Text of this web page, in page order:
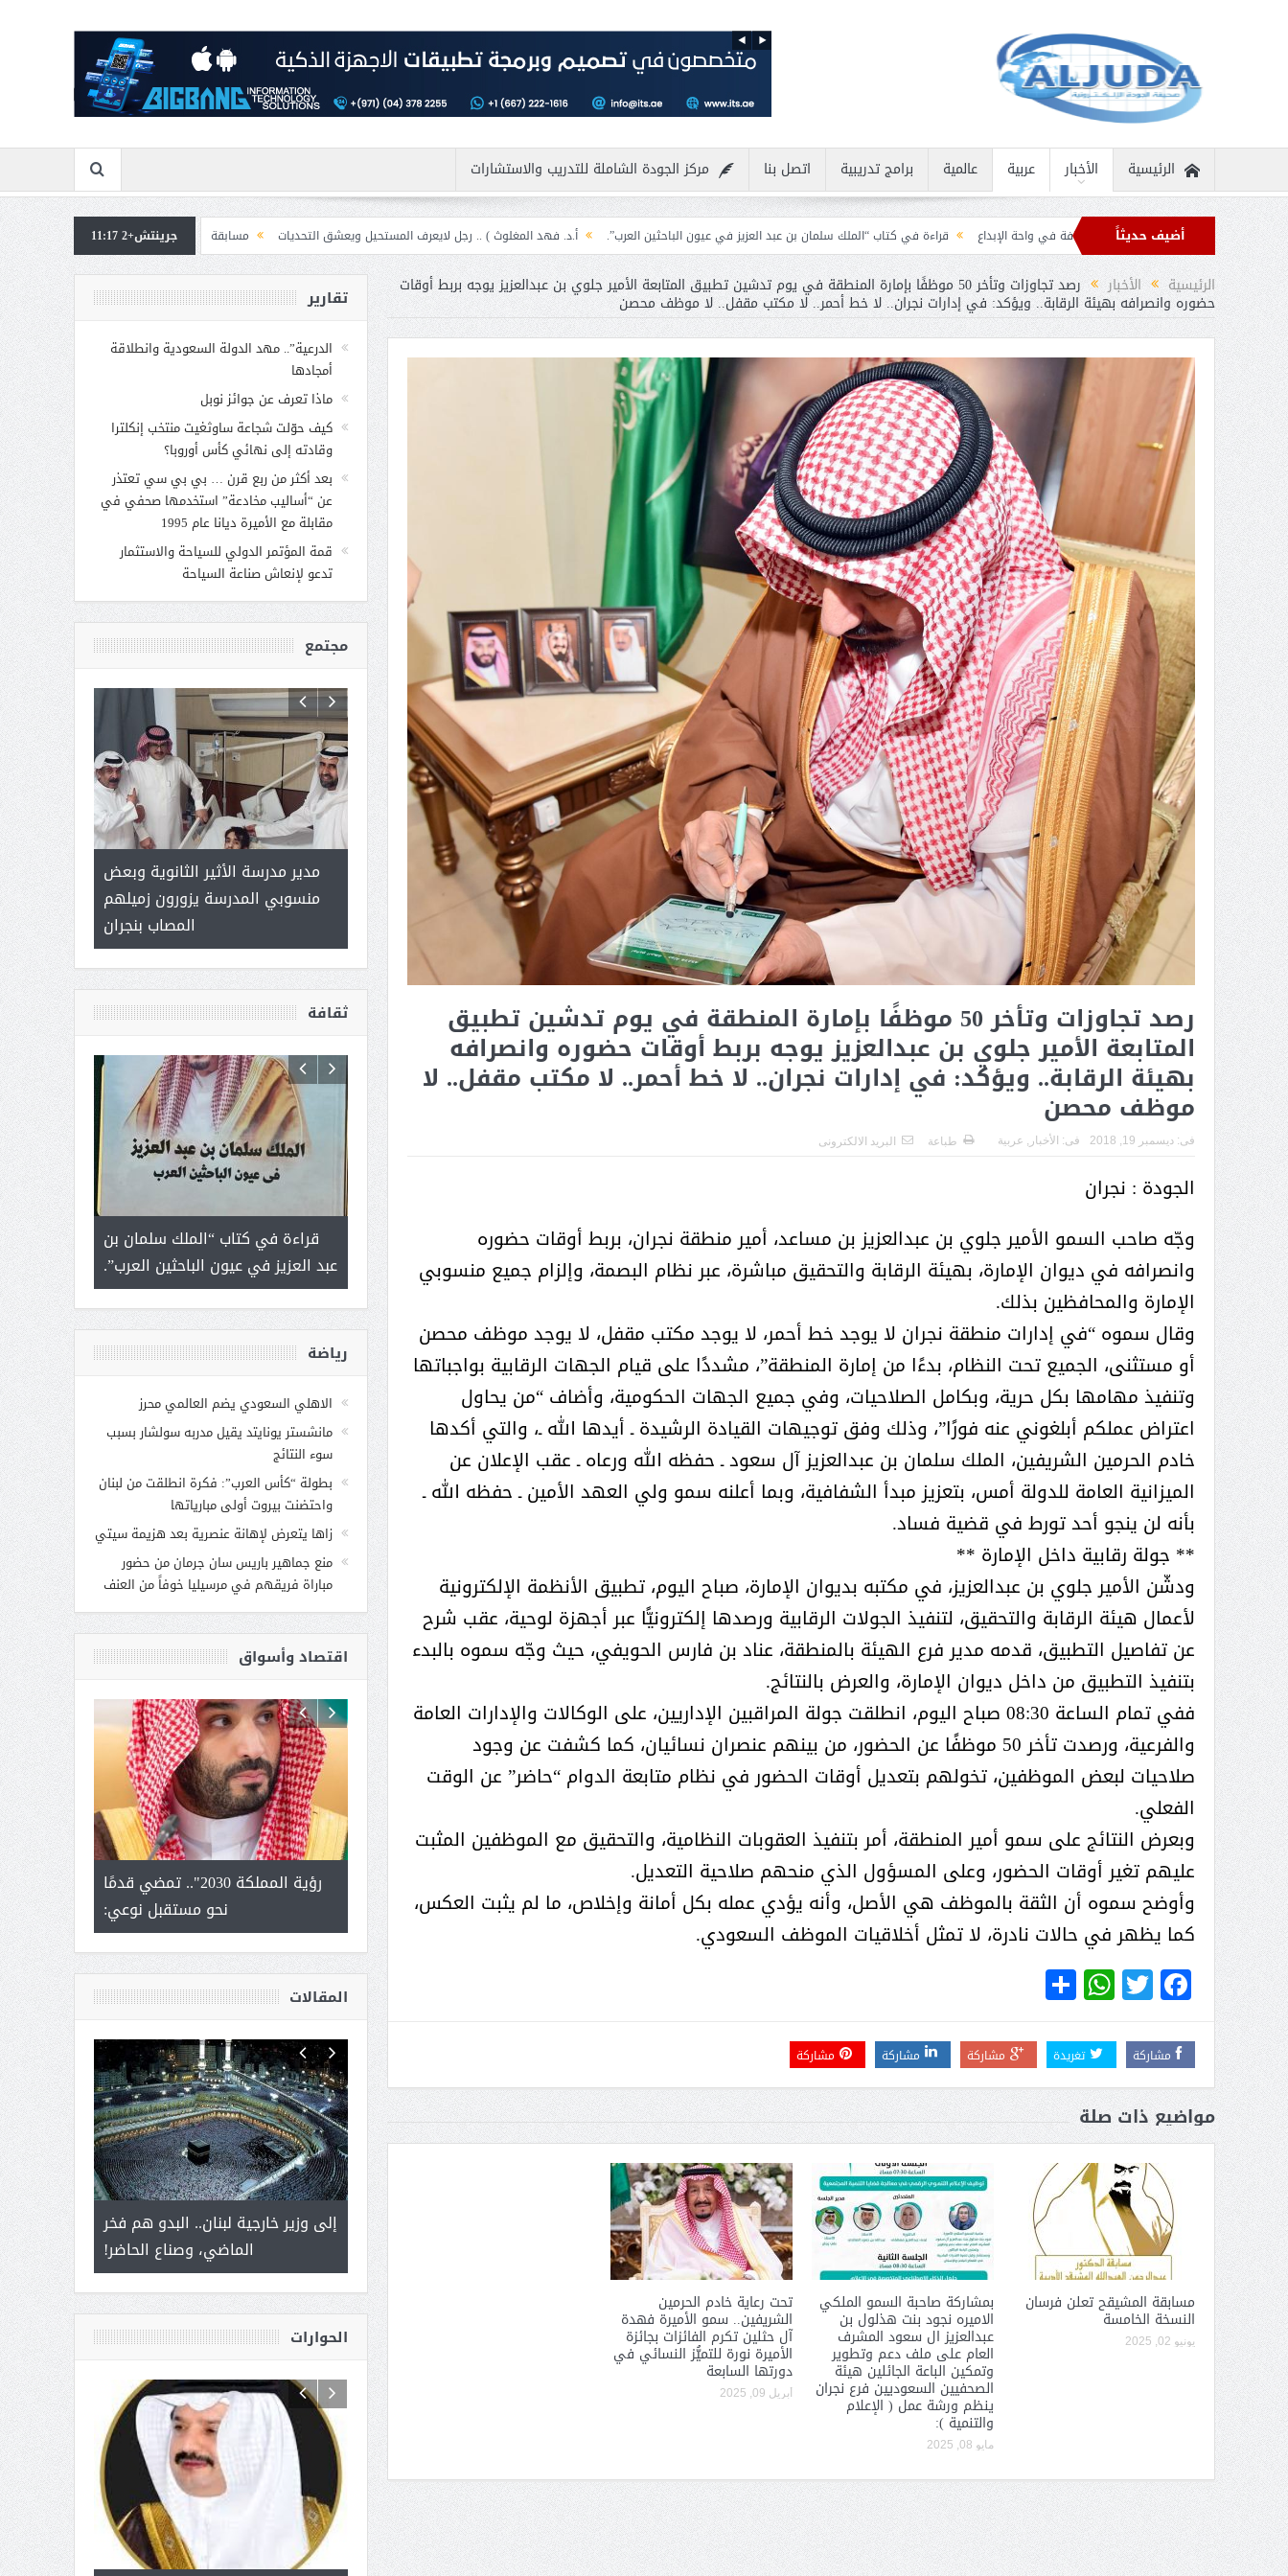
الرئيسية الأخبار عربية عالمية برامج تدريبية اتصل بنا مركز الجودة الشاملة للتدريب والاستشارات
أضيف حديثاً نادرة ثمار الثقافة في واحة الإبداع قراءة في كتاب “الملك سلمان بن عبد العزيز في عيون الباحثين العرب”. أ.د. فهد المغلوث ) .. رجل لايعرف المستحيل ويعشق التحديات مسابقة المشيقح تعلن فرسان النسخة الخامسة
بمشاركة
تهنئة من قادة الدول الإسلامية بمناسبة عيد الفطر
جرينتش+2 11:17
الرئيسية الأخبار رصد تجاوزات وتأخر 50 موظفًا بإمارة المنطقة في يوم تدشين تطبيق المتابعة الأمير جلوي بن عبدالعزيز يوجه بربط أوقات
حضوره وانصرافه بهيئة الرقابة.. ويؤكد: في إدارات نجران.. لا خط أحمر.. لا مكتب مقفل.. لا موظف محصن
رصد تجاوزات وتأخر 50 موظفًا بإمارة المنطقة في يوم تدشين تطبيق
المتابعة الأمير جلوي بن عبدالعزيز يوجه بربط أوقات حضوره وانصرافه
بهيئة الرقابة.. ويؤكد: في إدارات نجران.. لا خط أحمر.. لا مكتب مقفل.. لا
موظف محصن
فى:ديسمبر 19, 2018 فى: الأخبار , عربية طباعة البريد الالكترونى
الجودة : نجران
وجّه صاحب السمو الأمير جلوي بن عبدالعزيز بن مساعد، أمير منطقة نجران، بربط أوقات حضوره
وانصرافه في ديوان الإمارة، بهيئة الرقابة والتحقيق مباشرة، عبر نظام البصمة، وإلزام جميع منسوبي
الإمارة والمحافظين بذلك.
وقال سموه “في إدارات منطقة نجران لا يوجد خط أحمر، لا يوجد مكتب مقفل، لا يوجد موظف محصن
أو مستثنى، الجميع تحت النظام، بدءًا من إمارة المنطقة”، مشددًا على قيام الجهات الرقابية بواجباتها
وتنفيذ مهامها بكل حرية، وبكامل الصلاحيات، وفي جميع الجهات الحكومية، وأضاف “من يحاول
اعتراض عملكم أبلغوني عنه فورًا”، وذلك وفق توجيهات القيادة الرشيدة ـ أيدها الله ـ، والتي أكدها
خادم الحرمين الشريفين، الملك سلمان بن عبدالعزيز آل سعود ـ حفظه الله ورعاه ـ عقب الإعلان عن
الميزانية العامة للدولة أمس، بتعزيز مبدأ الشفافية، وبما أعلنه سمو ولي العهد الأمين ـ حفظه الله ـ
بأنه لن ينجو أحد تورط في قضية فساد.
** جولة رقابية داخل الإمارة **
ودشّن الأمير جلوي بن عبدالعزيز، في مكتبه بديوان الإمارة، صباح اليوم، تطبيق الأنظمة الإلكترونية
لأعمال هيئة الرقابة والتحقيق، لتنفيذ الجولات الرقابية ورصدها إلكترونيًّا عبر أجهزة لوحية، عقب شرح
عن تفاصيل التطبيق، قدمه مدير فرع الهيئة بالمنطقة، عناد بن فارس الحويفي، حيث وجّه سموه بالبدء
بتنفيذ التطبيق من داخل ديوان الإمارة، والعرض بالنتائج.
ففي تمام الساعة 08:30 صباح اليوم، انطلقت جولة المراقبين الإداريين، على الوكالات والإدارات العامة
والفرعية، ورصدت تأخر 50 موظفًا عن الحضور، من بينهم عنصران نسائيان، كما كشفت عن وجود
صلاحيات لبعض الموظفين، تخولهم بتعديل أوقات الحضور في نظام متابعة الدوام “حاضر” عن الوقت
الفعلي.
وبعرض النتائج على سمو أمير المنطقة، أمر بتنفيذ العقوبات النظامية، والتحقيق مع الموظفين المثبت
عليهم تغير أوقات الحضور، وعلى المسؤول الذي منحهم صلاحية التعديل.
وأوضح سموه أن الثقة بالموظف هي الأصل، وأنه يؤدي عمله بكل أمانة وإخلاص، ما لم يثبت العكس،
كما يظهر في حالات نادرة، لا تمثل أخلاقيات الموظف السعودي.
Facebook
Twitter
WhatsApp
مشاركة تغريدة مشاركة مشاركة مشاركة
مواضيع ذات صلة
مسابقة المشيقح تعلن فرسان
النسخة الخامسة
يونيو 02, 2025
بمشاركة صاحبة السمو الملكي
الاميره نجود بنت هذلول بن
عبدالعزيز ال سعود المشرف
العام على ملف دعم وتطوير
وتمكين الباعة الجائلين هيئة
الصحفيين السعوديين فرع نجران
ينظم ورشة عمل ( الإعلام
والتنمية ):
مايو 08, 2025
تحت رعاية خادم الحرمين
الشريفين.. سمو الأميرة فهدة
آل حثلين تكرم الفائزات بجائزة
الأميرة نورة للتميُّز النسائي في
دورتها السابعة
أبريل 09, 2025
تقارير
الدرعية”.. مهد الدولة السعودية وانطلاقة
أمجادها
ماذا تعرف عن جوائز نوبل
كيف حوّلت شجاعة ساوثغيت منتخب إنكلترا
وقادته إلى نهائي كأس أوروبا؟
بعد أكثر من ربع قرن … بي بي سي تعتذر
عن “أساليب مخادعة” استخدمها صحفي في
مقابلة مع الأميرة ديانا عام 1995
قمة المؤتمر الدولي للسياحة والاستثمار
تدعو لإنعاش صناعة السياحة
مجتمع
( محمد
مدير مدرسة الأثير الثانوية وبعض
منسوبي المدرسة يزورون زميلهم
المصاب بنجران
الأميرة (نجود بنت هذلول ) .. ميراث
العطاء
أمل البنيان .. طبيبة فوق العادة .:
( محمد عوضه البريدي) .. رجل أعمال
بمواصفات إنسانية نادرة
ثقافة
قراءة في كتاب “الملك سلمان بن
عبد العزيز في عيون الباحثين العرب”.
أ.د. فهد المغلوث ) .. رجل لايعرف
المستحيل ويعشق التحديات
مسابقة المشيقح تعلن فرسان
النسخة الخامسة
بمشاركة صاحبة السمو الملكي
الاميره نجود بنت هذلول بن
عبدالعزيز ال سعود المشرف العام
على ملف دعم وتطوير وتمكين
الباعة الجائلين هيئة الصحفيين
السعوديين فرع نجران ينظم ورشة
عمل ( الإعلام والتنمية ):
الثقافة في واحة الإبداع
رياضة
الاهلي السعودي يضم العالمي محرز
مانشستر يونايتد يقيل مدربه سولشار بسبب
سوء النتائج
بطولة “كأس العرب”: فكرة انطلقت من لبنان
واحتضنت بيروت أولى مبارياتها
زاها يتعرض لإهانة عنصرية بعد هزيمة سيتي
منع جماهير باريس سان جرمان من حضور
مباراة فريقهم في مرسيليا خوفاً من العنف
اقتصاد وأسواق
الشيخ
يحصل على
رؤية المملكة 2030".. تمضي قدمًا
نحو مستقبل نوعي:
المؤشرات الجغرافية للتمور ورشة
عمل ينظمها موسم عنيزة
الشيخ صالح بن حسين آل سلامة
يحصل على الدكتوراة في الإدارة من
أكاديمية(جيت) البريطانية
المقالات
سلمان بن
إلى وزير خارجية لبنان.. البدو هم فخر
الماضي، وصناع الحاضر!
( مشعل بن عبد الله ) .. أمير يحمل
جينات الوطن ويتغذى من عشق
القيادة
حوار يحمل جينات الوطن مع الأمير
مشعل بن عبد الله بن عبد العزيز
( مشعل بن عبد الله ) … عاشق
نجران
عبد العزيز.. ملك القلوب
الحوارات
رئيس غرفة نجران محيميد آل شرمه:
عضو مجلس الشارقة الرياضي
وزير حقوق الإنسان اليمني يؤكد أن
انعقاد ملتقى (الوطن